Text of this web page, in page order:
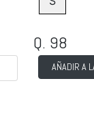
Q. 98
AÑADIR A